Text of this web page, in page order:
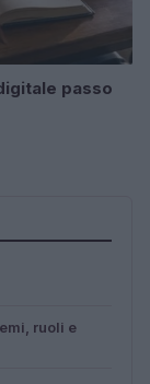
passo
ruoli e